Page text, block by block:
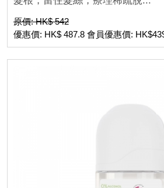
原價: HK$ 542
優惠價: HK$ 487.8 會員優惠價: